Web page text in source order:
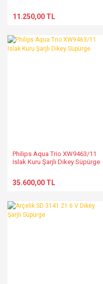
11.250,00 TL
Philips Aqua Trio XW9463/11
Islak Kuru Şarjlı Dikey Süpürge
35.600,00 TL